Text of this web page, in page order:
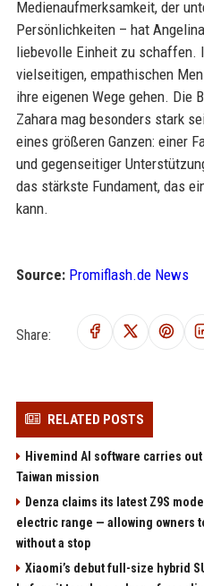
Medienaufmerksamkeit, der
Persönlichkeiten – hat
liebevolle Einheit zu schaffen.
vielseitigen, empathischen
ihre eigenen Wege gehen. Die
Zahara mag besonders stark
eines größeren Ganzen: einer
und gegenseitiger
das stärkste Fundament, das
kann.
Source: Promiflash.de News
Share:
RELATED POSTS
Hivemind AI software carries
Taiwan mission
Denza claims its latest Z9S
electric range — allowing owners
without a stop
Xiaomi’s debut full-size hybrid